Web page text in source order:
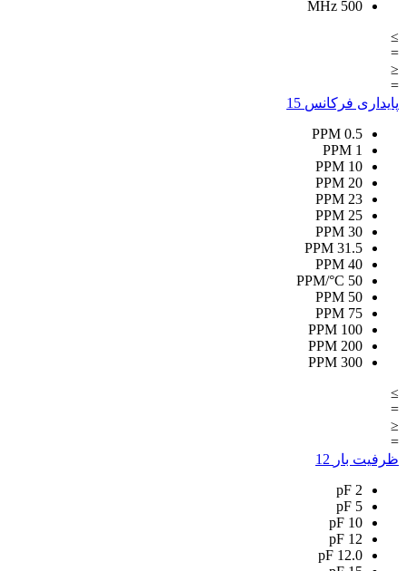
500
MHz
≥
=
≤
=
پایداری فرکانس 15
0.5
PPM
1
PPM
10
PPM
20
PPM
23
PPM
25
PPM
30
PPM
31.5
PPM
40
PPM
50
PPM/°C
50
PPM
75
PPM
100
PPM
200
PPM
300
PPM
≥
=
≤
=
ظرفیت بار 12
2
pF
5
pF
10
pF
12
pF
12.0
pF